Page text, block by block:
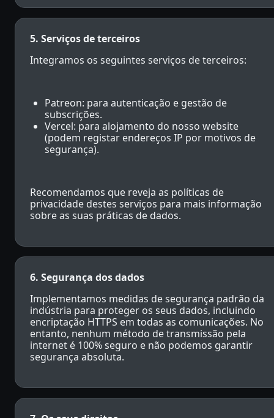
5. Serviços de terceiros
Integramos os seguintes serviços de terceiros:
Patreon: para autenticação e gestão de
subscrições.
Vercel: para alojamento do nosso website
(podem registar endereços IP por motivos de
segurança).
Recomendamos que reveja as políticas de
privacidade destes serviços para mais informação
sobre as suas práticas de dados.
6. Segurança dos dados
Implementamos medidas de segurança padrão da
indústria para proteger os seus dados, incluindo
encriptação HTTPS em todas as comunicações. No
entanto, nenhum método de transmissão pela
internet é 100% seguro e não podemos garantir
segurança absoluta.